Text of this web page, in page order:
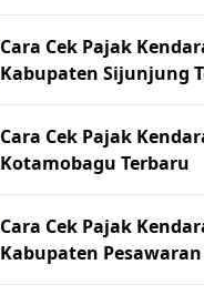
Cara Cek Pajak
Kabupaten Sijunjung
Cara Cek Pajak
Kotamobagu Terbaru
Cara Cek Pajak
Kabupaten